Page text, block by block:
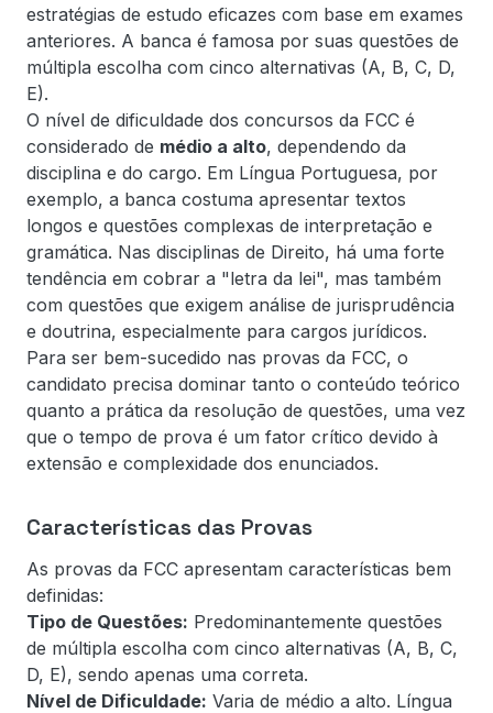
estratégias de estudo eficazes com base em exames
anteriores. A banca é famosa por suas questões de
múltipla escolha com cinco alternativas (A, B, C, D,
E).
O nível de dificuldade dos concursos da FCC é
considerado de médio a alto, dependendo da
disciplina e do cargo. Em Língua Portuguesa, por
exemplo, a banca costuma apresentar textos
longos e questões complexas de interpretação e
gramática. Nas disciplinas de Direito, há uma forte
tendência em cobrar a "letra da lei", mas também
com questões que exigem análise de jurisprudência
e doutrina, especialmente para cargos jurídicos.
Para ser bem-sucedido nas provas da FCC, o
candidato precisa dominar tanto o conteúdo teórico
quanto a prática da resolução de questões, uma vez
que o tempo de prova é um fator crítico devido à
extensão e complexidade dos enunciados.
Características das Provas
As provas da FCC apresentam características bem
definidas:
Tipo de Questões: Predominantemente questões
de múltipla escolha com cinco alternativas (A, B, C,
D, E), sendo apenas uma correta.
Nível de Dificuldade: Varia de médio a alto. Língua